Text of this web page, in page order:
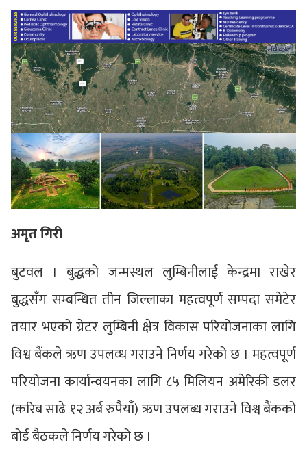
अमृत गिरी
बुटवल । बुद्धको जन्मस्थल लुम्बिनीलाई केन्द्रमा राखेर
बुद्धसँग सम्बन्धित तीन जिल्लाका महत्वपूर्ण सम्पदा समेटेर
तयार भएको ग्रेटर लुम्बिनी क्षेत्र विकास परियोजनाका लागि
विश्व बैंकले ऋण उपलव्ध गराउने निर्णय गरेको छ । महत्वपूर्ण
परियोजना कार्यान्वयनका लागि ८५ मिलियन अमेरिकी डलर
(करिब साढे १२ अर्ब रुपैयाँ) ऋण उपलब्ध गराउने विश्व बैंकको
बोर्ड बैठकले निर्णय गरेको छ ।